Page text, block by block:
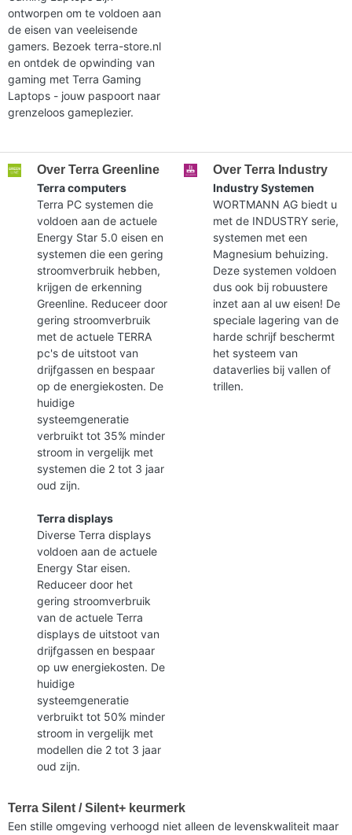
ontworpen om te voldoen aan
de eisen van veeleisende
gamers. Bezoek terra-store.nl
en ontdek de opwinding van
gaming met Terra Gaming
Laptops - jouw paspoort naar
grenzeloos gameplezier.
Over Terra Greenline
Terra computers
Terra PC systemen die
voldoen aan de actuele
Energy Star 5.0 eisen en
systemen die een gering
stroomverbruik hebben,
krijgen de erkenning
Greenline. Reduceer door
gering stroomverbruik
met de actuele TERRA
pc's de uitstoot van
drijfgassen en bespaar
op de energiekosten. De
huidige
systeemgeneratie
verbruikt tot 35% minder
stroom in vergelijk met
systemen die 2 tot 3 jaar
oud zijn.
Terra displays
Diverse Terra displays
voldoen aan de actuele
Energy Star eisen.
Reduceer door het
gering stroomverbruik
van de actuele Terra
displays de uitstoot van
drijfgassen en bespaar
op uw energiekosten. De
huidige
systeemgeneratie
verbruikt tot 50% minder
stroom in vergelijk met
modellen die 2 tot 3 jaar
oud zijn.
Over Terra Industry
Industry Systemen
WORTMANN AG biedt u
met de INDUSTRY serie,
systemen met een
Magnesium behuizing.
Deze systemen voldoen
dus ook bij robuustere
inzet aan al uw eisen! De
speciale lagering van de
harde schrijf beschermt
het systeem van
dataverlies bij vallen of
trillen.
Terra Silent / Silent+ keurmerk
Een stille omgeving verhoogd niet alleen de levenskwaliteit maar